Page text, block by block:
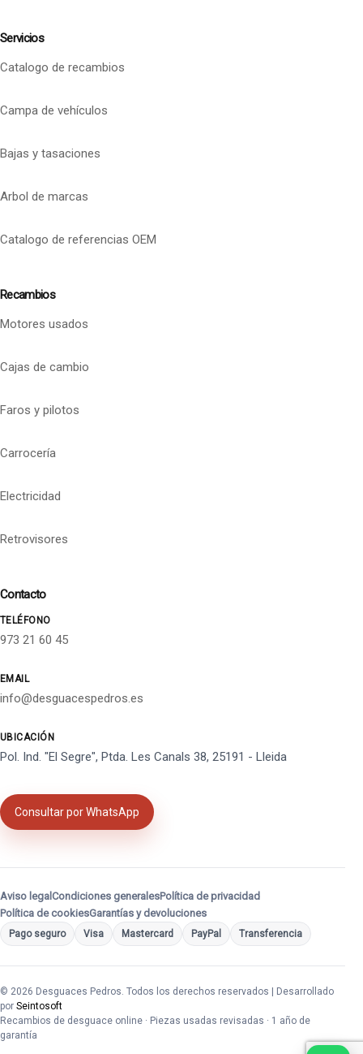
Servicios
Catalogo de recambios
Campa de vehículos
Bajas y tasaciones
Arbol de marcas
Catalogo de referencias OEM
Recambios
Motores usados
Cajas de cambio
Faros y pilotos
Carrocería
Electricidad
Retrovisores
Contacto
TELÉFONO
973 21 60 45
EMAIL
info@desguacespedros.es
UBICACIÓN
Pol. Ind. "El Segre", Ptda. Les Canals 38, 25191 - Lleida
Consultar por WhatsApp
Aviso legal Condiciones generalesPolítica de privacidad
Política de cookiesGarantías y devoluciones
Pago seguro Visa Mastercard PayPal Transferencia
© 2026 Desguaces Pedros. Todos los derechos reservados | Desarrollado
por Seintosoft
Recambios de desguace online · Piezas usadas revisadas · 1 año de
garantía